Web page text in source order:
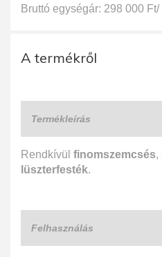
Bruttó egységár: 298 000 Ft/
A termékről
Termékleírás
Rendkívül finomszemcsés,
lüszterfesték.
Felhasználás